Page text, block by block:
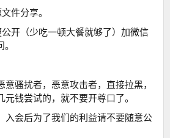
件分享。
开（少吃一顿大餐就够了）加微信
骚扰者，恶意攻击者，直接拉黑，
钱尝试的，就不要开尊口了。
入会后为了我们的利益请不要随意公